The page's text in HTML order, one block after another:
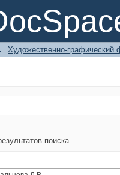
Художественно-графический
поиска.